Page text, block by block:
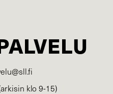
klo 9-15)